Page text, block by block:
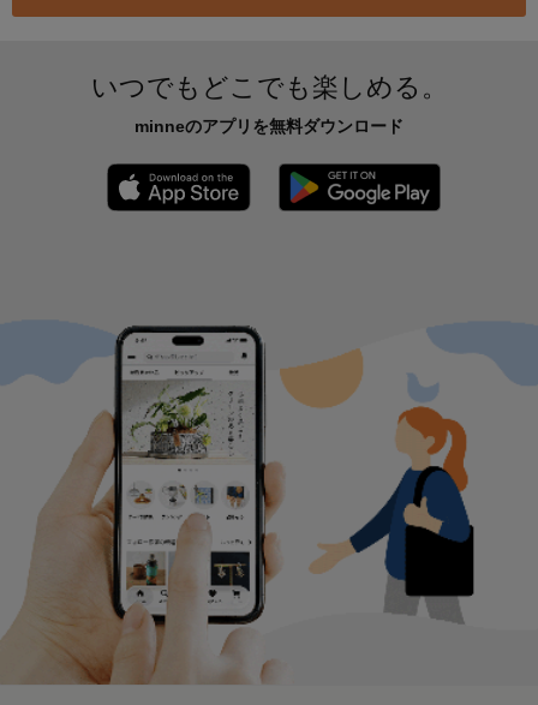
いつでもどこでも楽しめる。
minneのアプリを無料ダウンロード
App Store からダウンロード